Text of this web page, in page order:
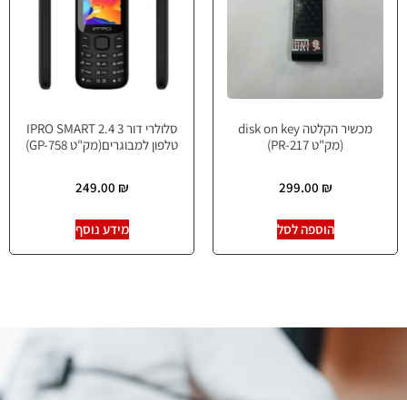
מכשיר הקלטה disk on key
(מק"ט PR-217)
299.00 ₪
הוספה לסל
סלולרי דור 3 IPRO SMART 2.4
טלפון למבוגרים(מק"ט GP-758)
249.00 ₪
מידע נוסף